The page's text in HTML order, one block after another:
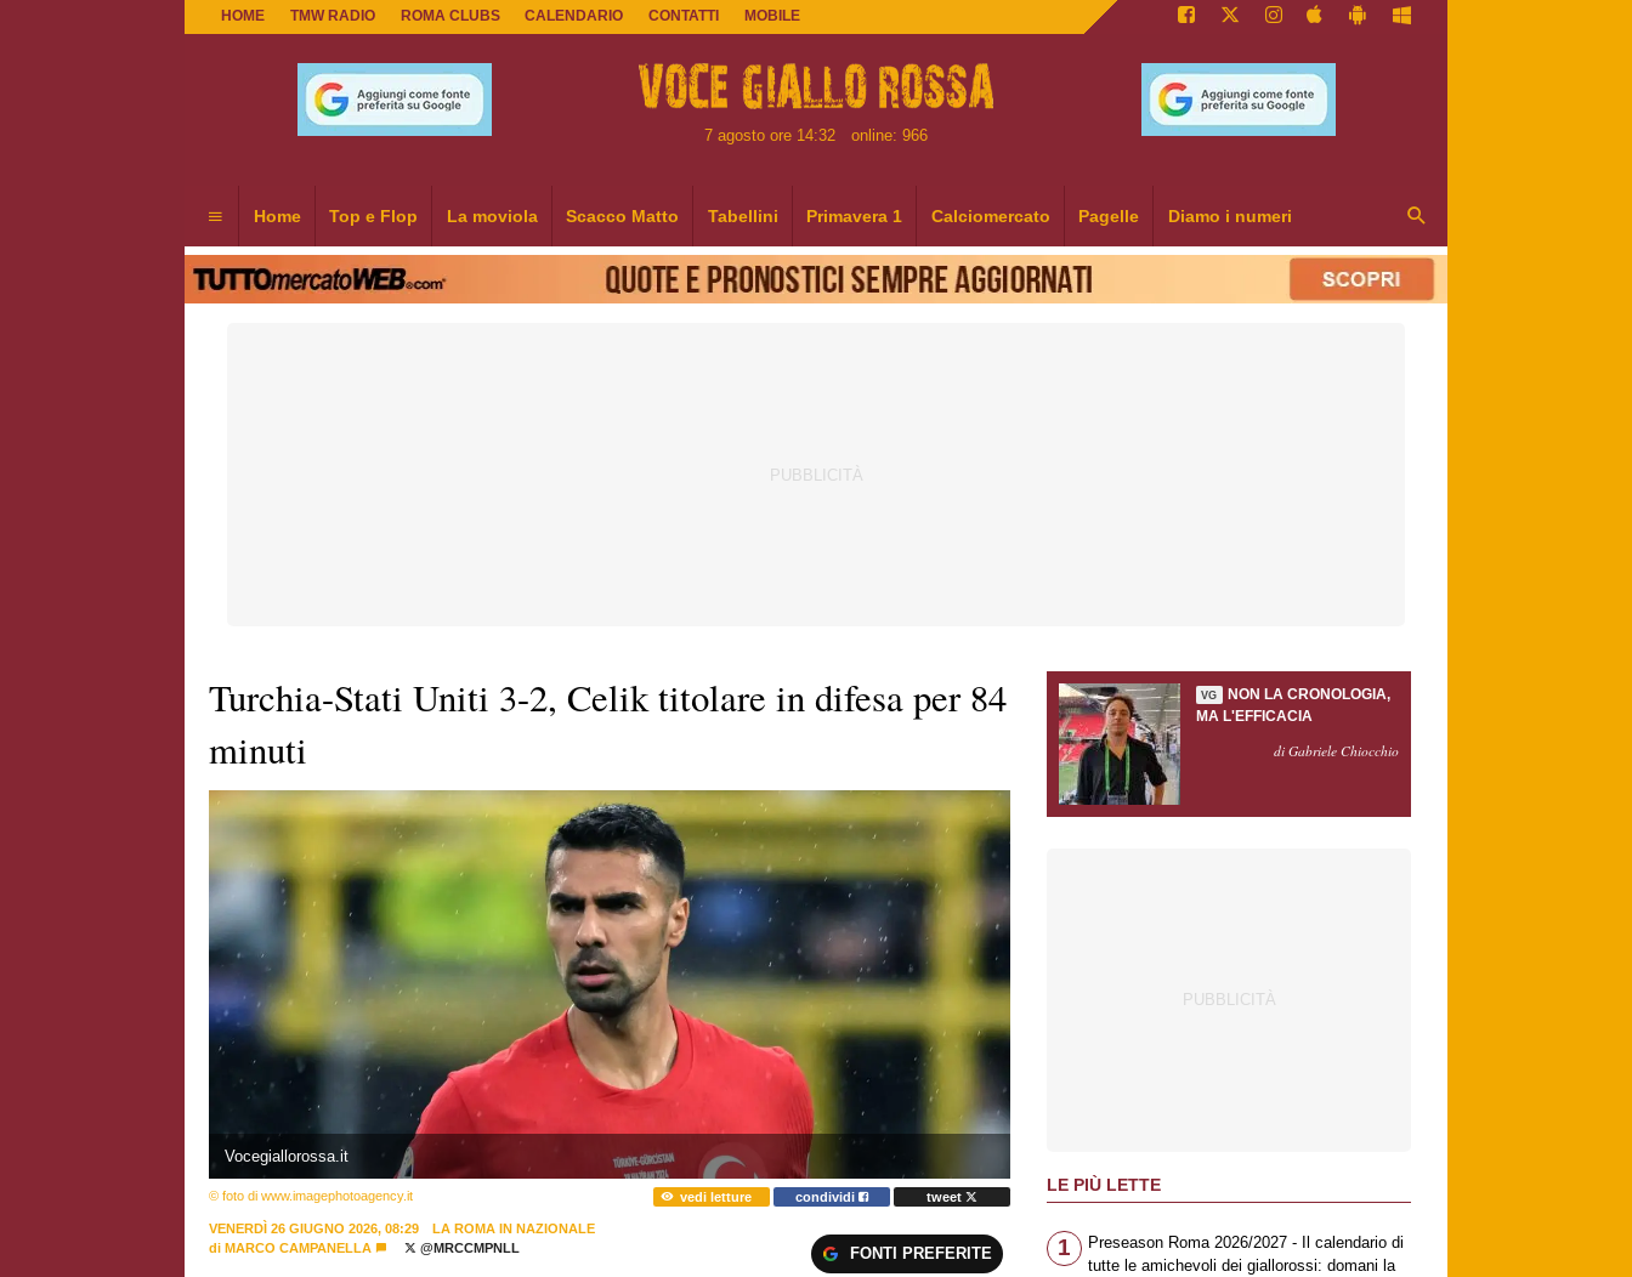
HOME TMW RADIO ROMA CLUBS CALENDARIO CONTATTI MOBILE
7 agosto ore 14:32 online: 966
Home Top e Flop La moviola Scacco Matto Tabellini Primavera 1 Calciomercato Pagelle Diamo i numeri
Turchia-Stati Uniti 3-2, Celik titolare in difesa per 84
minuti
Vocegiallorossa.it
© foto di www.imagephotoagency.it vedi letture condividi tweet
VENERDÌ 26 GIUGNO 2026, 08:29
LA ROMA IN NAZIONALE
di MARCO CAMPANELLA @MRCCMPNLL FONTI PREFERITE
VG
NON LA CRONOLOGIA,
MA L'EFFICACIA
di Gabriele Chiocchio
LE PIÙ LETTE
1
Preseason Roma 2026/2027 - Il calendario di
tutte le amichevoli dei giallorossi: domani la